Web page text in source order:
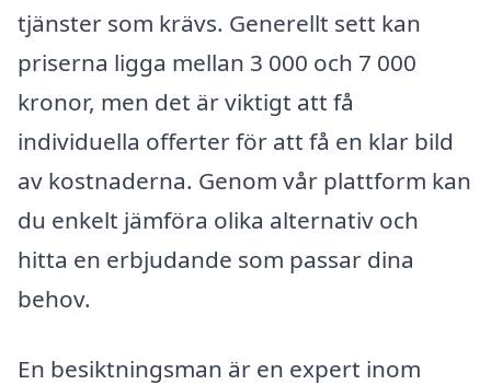
tjänster som krävs. Generellt sett kan
priserna ligga mellan 3 000 och 7 000
kronor, men det är viktigt att få
individuella offerter för att få en klar bild
av kostnaderna. Genom vår plattform kan
du enkelt jämföra olika alternativ och
hitta en erbjudande som passar dina
behov.
En besiktningsman är en expert inom